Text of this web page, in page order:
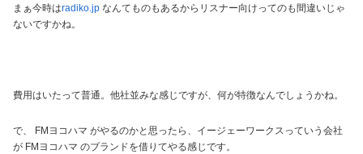
まぁ今時はradiko.jp なんてものもあるからリスナー向けってのも間違いじゃ
ないですかね。
費用はいたって普通。他社並みな感じですが、何が特徴なんでしょうかね。
で、 FMヨコハマ がやるのかと思ったら、イージェーワークスっていう会社
が FMヨコハマ のブランドを借りてやる感じです。